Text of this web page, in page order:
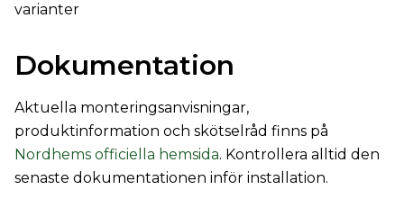
varianter
Dokumentation
Aktuella monteringsanvisningar,
produktinformation och skötselråd finns på
Nordhems officiella hemsida. Kontrollera alltid den
senaste dokumentationen inför installation.